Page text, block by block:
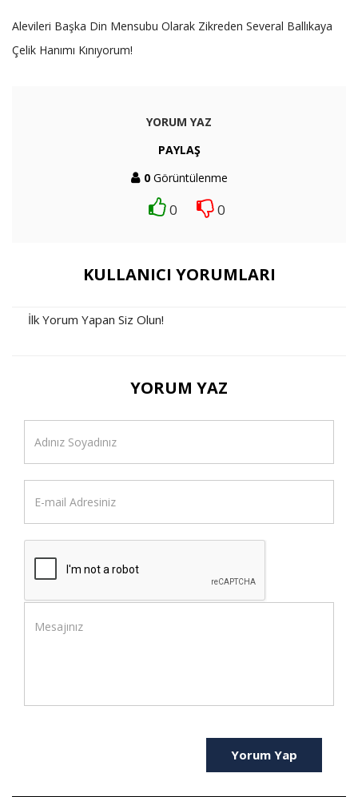
Alevileri Başka Din Mensubu Olarak Zikreden Several Ballıkaya
Çelik Hanımı Kınıyorum!
YORUM YAZ
PAYLAŞ
0Görüntülenme
0 0
KULLANICI YORUMLARI
İlk Yorum Yapan Siz Olun!
YORUM YAZ
Yorum Yap